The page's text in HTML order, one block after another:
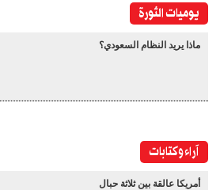
يوميات الثورة
ماذا يريد النظام السعودي؟
آراء وكتابات
أمريكا عالقة بين ثلاثة حبال